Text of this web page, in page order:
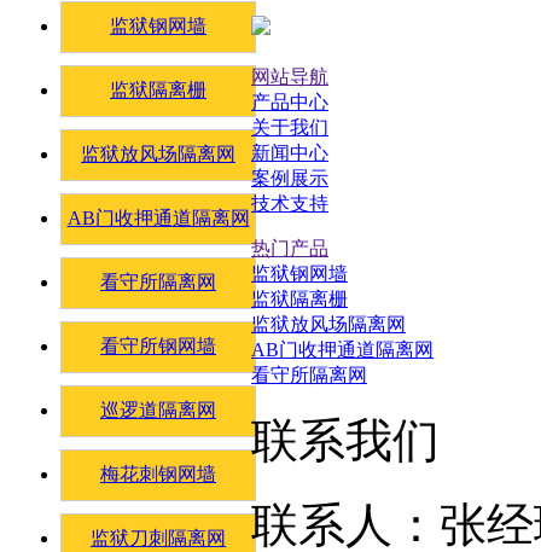
监狱钢网墙
监狱隔离栅
监狱放风场隔离网
AB门收押通道隔离网
看守所隔离网
看守所钢网墙
巡逻道隔离网
梅花刺钢网墙
监狱刀刺隔离网
网站导航
产品中心
关于我们
新闻中心
案例展示
技术支持
热门产品
监狱钢网墙
监狱隔离栅
监狱放风场隔离网
AB门收押通道隔离网
看守所隔离网
联系我们
联系人：张